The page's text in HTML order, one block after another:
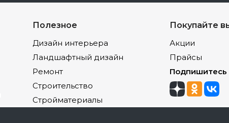
Полезное
Дизайн интерьера
Ландшафтный дизайн
Ремонт
Строительство
Стройматериалы
Покупайте
Акции
Прайсы
Подпишитесь